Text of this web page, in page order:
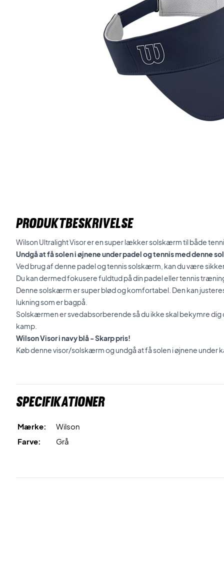
PRODUKTBESKRIVELSE
Wilson Ultralight Visor er en super lækker solskærm til både
Undgå at få solen i øjnene under padel og tennis med denne
Ved brug af denne padel og tennis solskærm, kan du være
Du kan dermed fokusere fuldtud på din padel eller tennis
Denne solskærm er super blød og komfortabel. Den kan
lukning som er bagpå.
Solskærmen er svedabsorberende så du ikke skal bekymre
kamp.
Wilson Visor i navy blå - Skarp pris!
Køb denne visor/solskærm og undgå at få solen i øjnene under
Specifikationer
Mærke:
Wilson
Farve:
Grå